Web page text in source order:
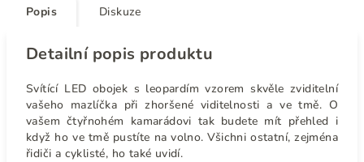
Popis Diskuze
Detailní popis produktu
Svítící LED obojek s leopardím vzorem skvěle zviditelní
vašeho mazlíčka při zhoršené viditelnosti a ve tmě. O
vašem čtyřnohém kamarádovi tak budete mít přehled i
když ho ve tmě pustíte na volno. Všichni ostatní, zejména
řidiči a cyklisté, ho také uvidí.